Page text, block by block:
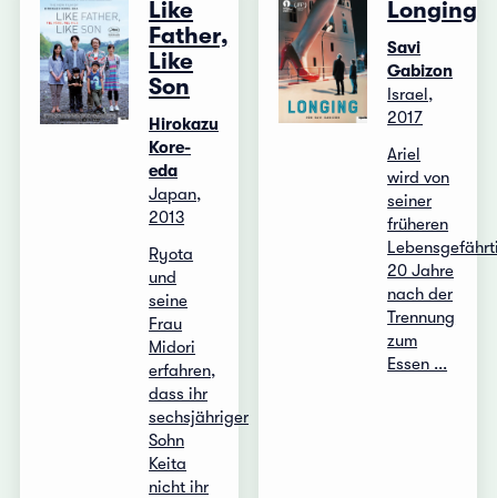
Like
Father,
Like
Son
Hirokazu
Kore-
eda
Japan,
2013
Ryota
und
seine
Frau
Midori
erfahren,
dass ihr
sechsjähriger
Sohn
Keita
nicht ihr
Longing
Savi
Gabizon
Israel,
2017
Ariel
wird von
seiner
früheren
20 Jahre
nach der
Trennung
zum
Essen ...